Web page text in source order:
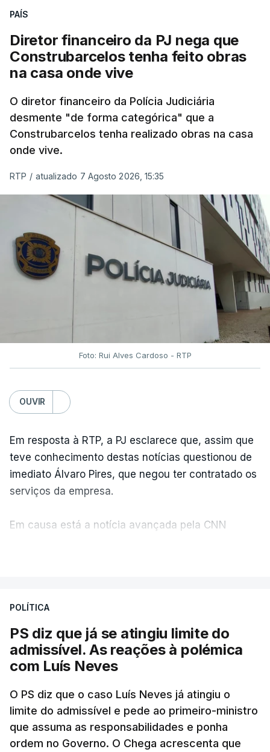
PAÍS
Diretor financeiro da PJ nega que
Construbarcelos tenha feito obras
na casa onde vive
O diretor financeiro da Polícia Judiciária
desmente "de forma categórica" que a
Construbarcelos tenha realizado obras na casa
onde vive.
RTP / atualizado 7 Agosto 2026, 15:35
Foto: Rui Alves Cardoso - RTP
OUVIR
Em resposta à RTP, a PJ esclarece que, assim que
teve conhecimento destas notícias questionou de
imediato Álvaro Pires, que negou ter contratado os
serviços da empresa.
Em causa está a notícia avançada pela CNN
abertura de qualquer processo disciplinar, por não
ter qualquer elemento que indicie a realização
dessas obras.
Empreiteiro da
Construbarcelos também
POLÍTICA
PS diz que já se atingiu limite do
admissível. As reações à polémica
com Luís Neves
O PS diz que o caso Luís Neves já atingiu o
limite do admissível e pede ao primeiro-ministro
que assuma as responsabilidades e ponha
ordem no Governo. O Chega acrescenta que